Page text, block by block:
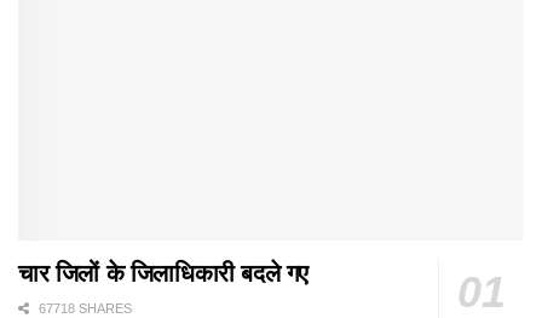
चार जिलों के जिलाधिकारी बदले गए
67718 SHARES